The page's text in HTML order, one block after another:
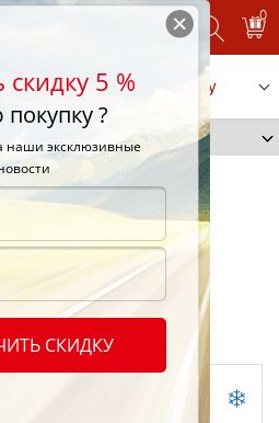
0
Заказать услугу
Plus 215/75 R16 113R
Pirelli
Plus
5 %
?
наши эксклюзивные
СКИДКУ